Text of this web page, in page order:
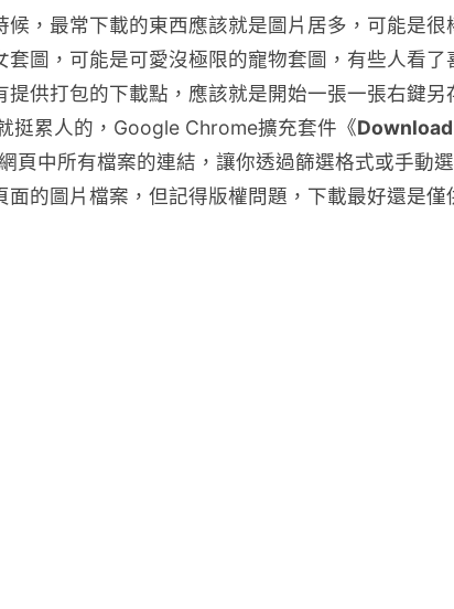
候，最常下載的東西應該就是圖片居多，可能是很
套圖，可能是可愛沒極限的寵物套圖，有些人看了
供打包的下載點，應該就是開始一張一張右鍵另
挺累人的，Google Chrome擴充套件《Download
頁中所有檔案的連結，讓你透過篩選格式或手動
面的圖片檔案，但記得版權問題，下載最好還是僅